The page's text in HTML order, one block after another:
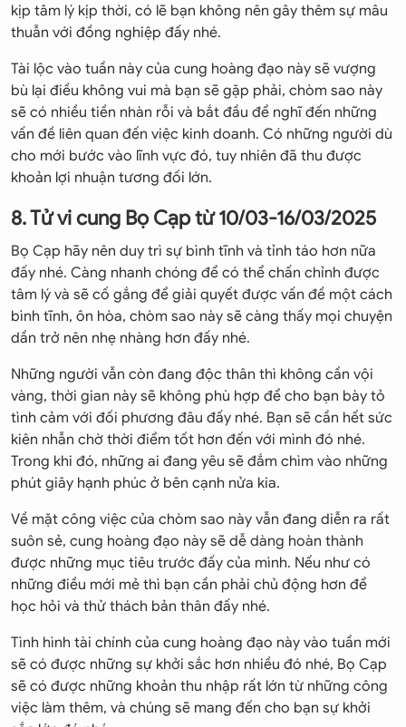
kịp tâm lý kịp thời, có lẽ bạn không nên gây thêm sự mâu
thuẫn với đồng nghiệp đấy nhé.
Tài lộc vào tuần này của cung hoàng đạo này sẽ vượng
bù lại điều không vui mà bạn sẽ gặp phải, chòm sao này
sẽ có nhiều tiền nhàn rỗi và bắt đầu để nghĩ đến những
vấn đề liên quan đến việc kinh doanh. Có những người dù
cho mới bước vào lĩnh vực đó, tuy nhiên đã thu được
khoản lợi nhuận tương đối lớn.
8. Tử vi cung Bọ Cạp từ 10/03-16/03/2025
Bọ Cạp hãy nên duy trì sự bình tĩnh và tỉnh táo hơn nữa
đấy nhé. Càng nhanh chóng để có thể chấn chỉnh được
tâm lý và sẽ cố gắng để giải quyết được vấn đề một cách
bình tĩnh, ôn hòa, chòm sao này sẽ càng thấy mọi chuyện
dần trở nên nhẹ nhàng hơn đấy nhé.
Những người vẫn còn đang độc thân thì không cần vội
vàng, thời gian này sẽ không phù hợp để cho bạn bày tỏ
tình cảm với đối phương đâu đấy nhé. Bạn sẽ cần hết sức
kiên nhẫn chờ thời điểm tốt hơn đến với mình đó nhé.
Trong khi đó, những ai đang yêu sẽ đắm chìm vào những
phút giây hạnh phúc ở bên cạnh nửa kia.
Về mặt công việc của chòm sao này vẫn đang diễn ra rất
suôn sẻ, cung hoàng đạo này sẽ dễ dàng hoàn thành
được những mục tiêu trước đấy của mình. Nếu như có
những điều mới mẻ thì bạn cần phải chủ động hơn để
học hỏi và thử thách bản thân đấy nhé.
Tình hình tài chính của cung hoàng đạo này vào tuần mới
sẽ có được những sự khởi sắc hơn nhiều đó nhé, Bọ Cạp
sẽ có được những khoản thu nhập rất lớn từ những công
việc làm thêm, và chúng sẽ mang đến cho bạn sự khởi